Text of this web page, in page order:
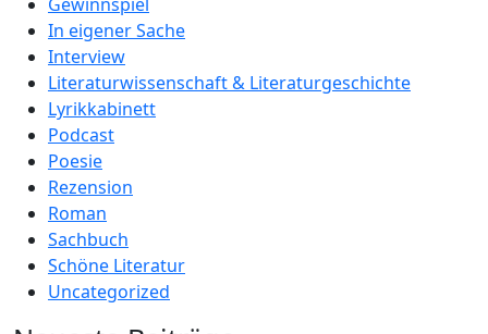
In eigener Sache
Interview
Literaturwissenschaft & Literaturgeschichte
Lyrikkabinett
Podcast
Poesie
Rezension
Roman
Sachbuch
Schöne Literatur
Uncategorized